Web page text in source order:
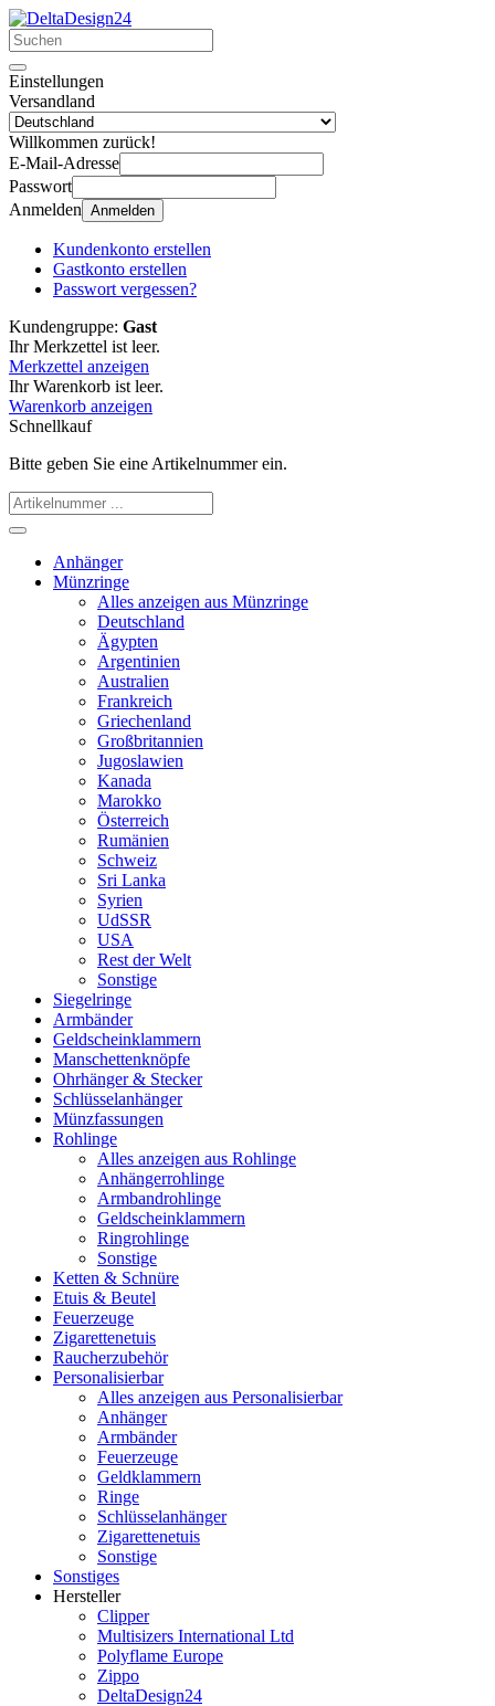
Einstellungen
Versandland
Willkommen zurück!
E-Mail-Adresse
Passwort
Anmelden Anmelden
Kundenkonto erstellen
Gastkonto erstellen
Passwort vergessen?
Kundengruppe: Gast
Ihr Merkzettel ist leer.
Merkzettel anzeigen
Ihr Warenkorb ist leer.
Warenkorb anzeigen
Schnellkauf
Bitte geben Sie eine Artikelnummer ein.
Anhänger
Münzringe
Alles anzeigen aus Münzringe
Deutschland
Ägypten
Argentinien
Australien
Frankreich
Griechenland
Großbritannien
Jugoslawien
Kanada
Marokko
Österreich
Rumänien
Schweiz
Sri Lanka
Syrien
UdSSR
USA
Rest der Welt
Sonstige
Siegelringe
Armbänder
Geldscheinklammern
Manschettenknöpfe
Ohrhänger & Stecker
Schlüsselanhänger
Münzfassungen
Rohlinge
Alles anzeigen aus Rohlinge
Anhängerrohlinge
Armbandrohlinge
Geldscheinklammern
Ringrohlinge
Sonstige
Ketten & Schnüre
Etuis & Beutel
Feuerzeuge
Zigarettenetuis
Raucherzubehör
Personalisierbar
Alles anzeigen aus Personalisierbar
Anhänger
Armbänder
Feuerzeuge
Geldklammern
Ringe
Schlüsselanhänger
Zigarettenetuis
Sonstige
Sonstiges
Hersteller
Clipper
Multisizers International Ltd
Polyflame Europe
Zippo
DeltaDesign24